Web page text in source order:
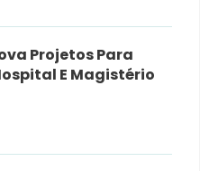
Projetos Para
E Magistério